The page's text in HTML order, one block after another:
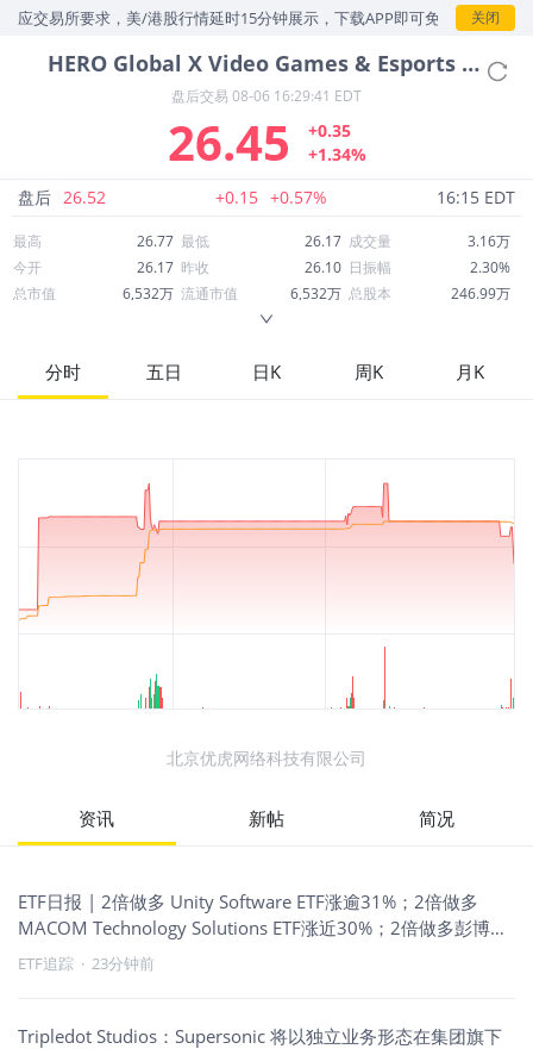
应交易所要求，美/港股行情延时15分钟展示，下载APP即可免费查看实时
关闭
HERO Global X Video Games & Esports ETF
盘后交易 08-06 16:29:41 EDT
26.45
+0.35
+1.34%
盘后 26.52 +0.15 +0.57% 16:15 EDT
最高 26.77 最低 26.17 成交量
3.16万
今开
26.17 昨收 26.10 日振幅
2.30%
总市值
6,532万 流通市值 6,532万 总股本
246.99万
52周最高
34.68 市盈率
-0.04
股息
分时 五日 日K 周K 月K
北京优虎网络科技有限公司
资讯 新帖 简况
ETF日报 | 2倍做多 Unity Software ETF涨逾31%；2倍做多
MACOM Technology Solutions ETF涨近30%；2倍做多彭博原
油ETF涨超5%；原油走强带动能源
ETF追踪 · 23分钟前
Tripledot Studios：Supersonic 将以独立业务形态在集团旗下